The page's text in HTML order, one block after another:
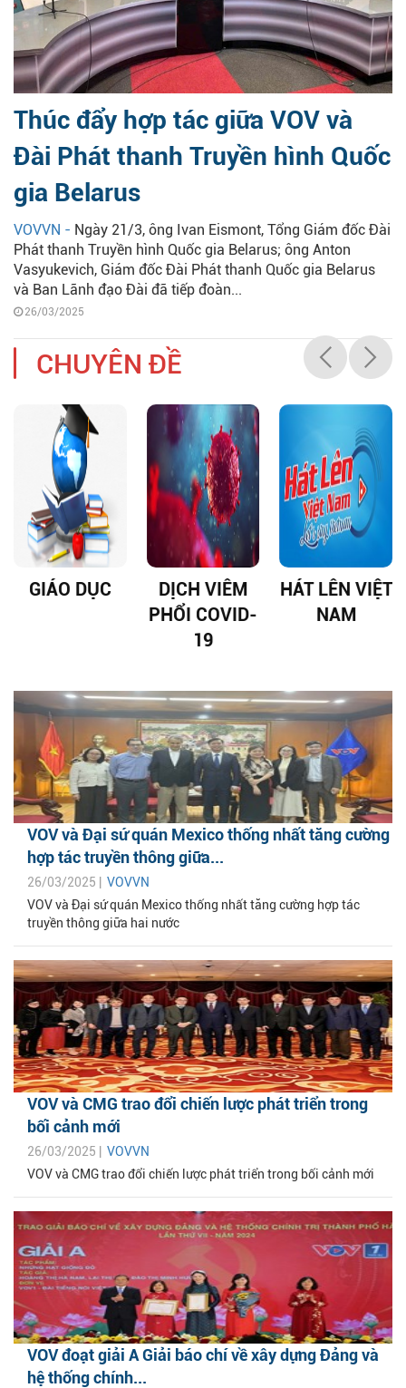
Thúc đẩy hợp tác giữa VOV và
Đài Phát thanh Truyền hình Quốc
gia Belarus
VOVVN - Ngày 21/3, ông Ivan Eismont, Tổng Giám đốc Đài
Phát thanh Truyền hình Quốc gia Belarus; ông Anton
Vasyukevich, Giám đốc Đài Phát thanh Quốc gia Belarus
và Ban Lãnh đạo Đài đã tiếp đoàn...
26/03/2025
CHUYÊN ĐỀ
GIÁO DỤC
DỊCH VIÊM
PHỔI COVID-
19
HÁT LÊN VIỆT
NAM
VOV và Đại sứ quán Mexico thống nhất tăng cường
hợp tác truyền thông giữa...
26/03/2025 | VOVVN
VOV và Đại sứ quán Mexico thống nhất tăng cường hợp tác
truyền thông giữa hai nước
VOV và CMG trao đổi chiến lược phát triển trong
bối cảnh mới
26/03/2025 | VOVVN
VOV và CMG trao đổi chiến lược phát triển trong bối cảnh mới
VOV đoạt giải A Giải báo chí về xây dựng Đảng và
hệ thống chính...